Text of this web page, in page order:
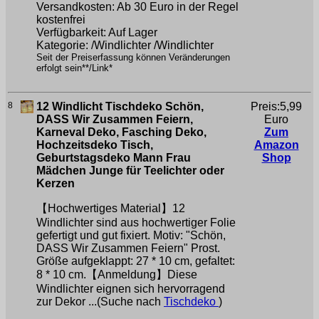
Versandkosten: Ab 30 Euro in der Regel
kostenfrei
Verfügbarkeit: Auf Lager
Kategorie: /Windlichter /Windlichter
Seit der Preiserfassung können Veränderungen
erfolgt sein**/Link*
8
12 Windlicht Tischdeko Schön,
DASS Wir Zusammen Feiern,
Karneval Deko, Fasching Deko,
Hochzeitsdeko Tisch,
Geburtstagsdeko Mann Frau
Mädchen Junge für Teelichter oder
Kerzen
【Hochwertiges Material】12
Windlichter sind aus hochwertiger Folie
gefertigt und gut fixiert. Motiv: "Schön,
DASS Wir Zusammen Feiern" Prost.
Größe aufgeklappt: 27 * 10 cm, gefaltet:
8 * 10 cm.【Anmeldung】Diese
Windlichter eignen sich hervorragend
zur Dekor ...(Suche nach Tischdeko )
Preis:5,99
Euro
Zum
Amazon
Shop